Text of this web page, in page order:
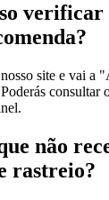
verificar
site e vai a
consultar
não
rastreio?